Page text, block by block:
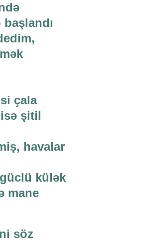
çala
şitil
havalar
külək
mane
söz